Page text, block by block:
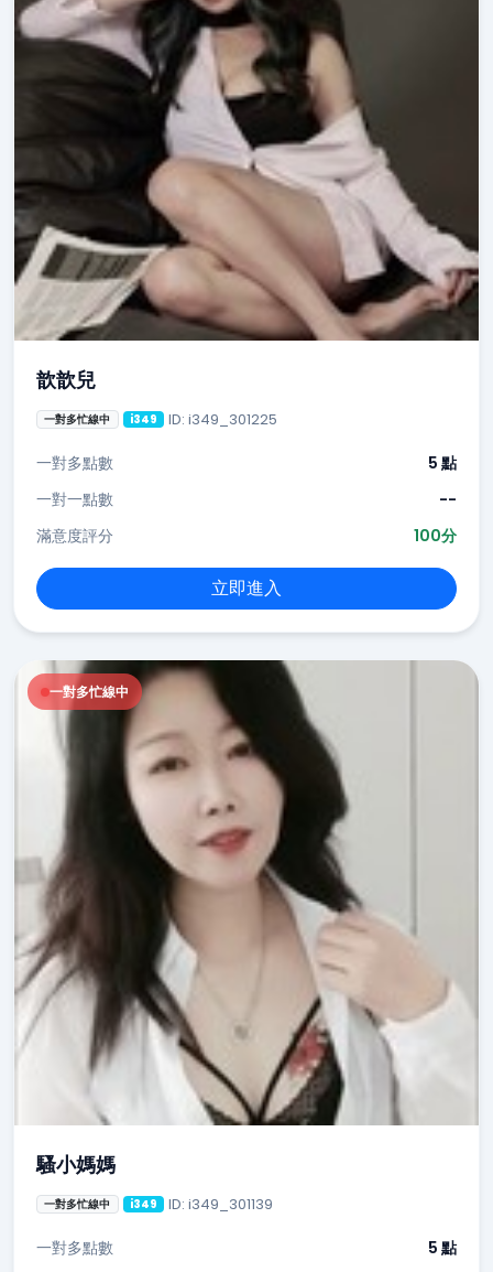
歆歆兒
一對多忙線中 i349 ID: i349_301225
一對多點數
5 點
一對一點數
--
滿意度評分
100分
立即進入
一對多忙線中
騷小媽媽
一對多忙線中 i349 ID: i349_301139
一對多點數 5 點